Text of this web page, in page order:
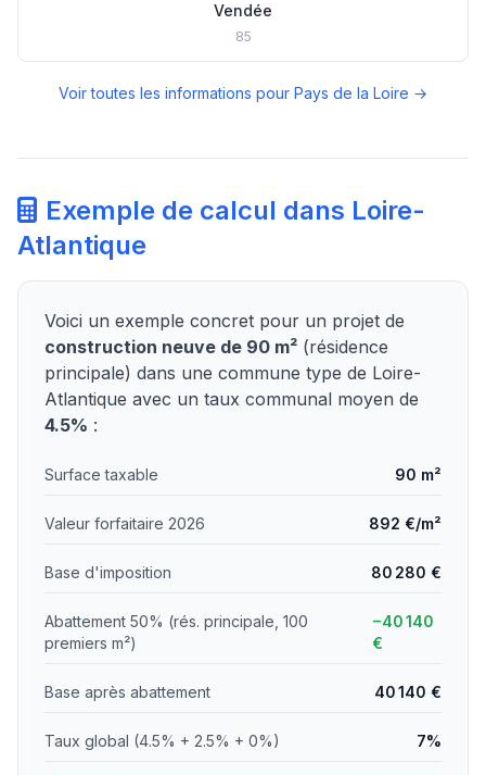
Vendée
85
Voir toutes les informations pour Pays de la Loire →
Exemple de calcul dans Loire-
Atlantique
Voici un exemple concret pour un projet de
construction neuve de 90 m² (résidence
principale) dans une commune type de Loire-
Atlantique avec un taux communal moyen de
4.5% :
Surface taxable 90 m²
Valeur forfaitaire 2026 892 €/m²
Base d'imposition 80 280 €
Abattement 50% (rés. principale, 100
premiers m²)
−40 140
€
Base après abattement 40 140 €
Taux global (4.5% + 2.5% + 0%) 7%